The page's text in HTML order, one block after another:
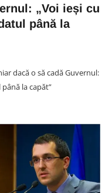
„Voi ieși cu
până la
dacă o să cadă Guvernul:
la capăt”